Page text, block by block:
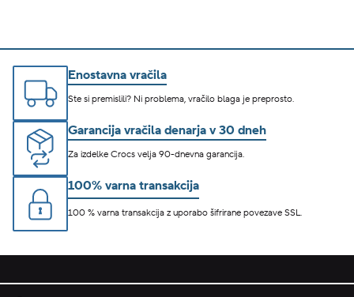
Enostavna vračila
Ste si premislili? Ni problema, vračilo blaga je preprosto.
Garancija vračila denarja v 30 dneh
Za izdelke Crocs velja 90-dnevna garancija.
100% varna transakcija
100 % varna transakcija z uporabo šifrirane povezave SSL.